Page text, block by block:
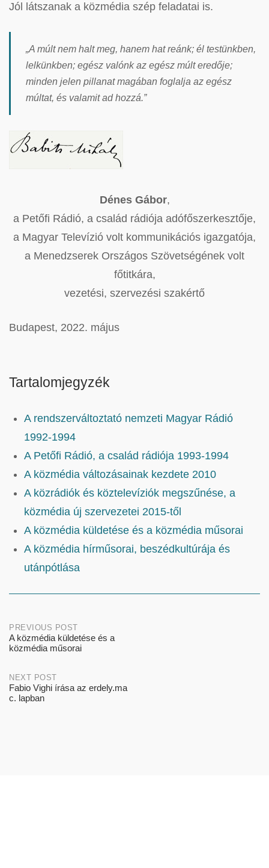
Jól látszanak a közmédia szép feladatai is.
„A múlt nem halt meg, hanem hat reánk; él testünkben,
lelkünkben; egész valónk az egész múlt eredője;
minden jelen pillanat magában foglalja az egész
múltat, és valamit ad hozzá.”
Dénes Gábor,
a Petőfi Rádió, a család rádiója adófőszerkesztője,
a Magyar Televízió volt kommunikációs igazgatója,
a Menedzserek Országos Szövetségének volt
főtitkára,
vezetési, szervezési szakértő
Budapest, 2022. május
Tartalomjegyzék
A rendszerváltoztató nemzeti Magyar Rádió
1992-1994
A Petőfi Rádió, a család rádiója 1993-1994
A közmédia változásainak kezdete 2010
A közrádiók és köztelevíziók megszűnése, a
közmédia új szervezetei 2015-től
A közmédia küldetése és a közmédia műsorai
A közmédia hírműsorai, beszédkultúrája és
utánpótlása
Post
PREVIOUS POST
A közmédia küldetése és a
közmédia műsorai
NEXT POST
Fabio Vighi írása az erdely.ma
c. lapban